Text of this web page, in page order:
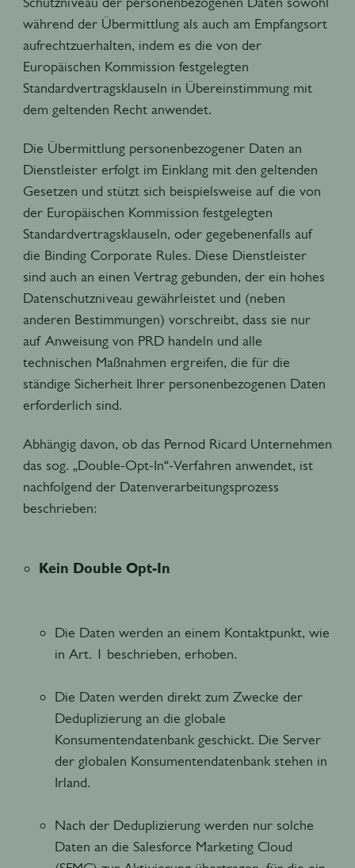
während der Übermittlung als auch am Empfangsort
aufrechtzuerhalten, indem es die von der
Europäischen Kommission festgelegten
Standardvertragsklauseln in Übereinstimmung mit
dem geltenden Recht anwendet.
Die Übermittlung personenbezogener Daten an
Dienstleister erfolgt im Einklang mit den geltenden
Gesetzen und stützt sich beispielsweise auf die von
der Europäischen Kommission festgelegten
Standardvertragsklauseln, oder gegebenenfalls auf
die Binding Corporate Rules. Diese Dienstleister
sind auch an einen Vertrag gebunden, der ein hohes
Datenschutzniveau gewährleistet und (neben
anderen Bestimmungen) vorschreibt, dass sie nur
auf Anweisung von PRD handeln und alle
technischen Maßnahmen ergreifen, die für die
ständige Sicherheit Ihrer personenbezogenen Daten
erforderlich sind.
Abhängig davon, ob das Pernod Ricard Unternehmen
das sog. „Double-Opt-In“-Verfahren anwendet, ist
nachfolgend der Datenverarbeitungsprozess
beschrieben:
Kein Double Opt-In
Die Daten werden an einem Kontaktpunkt, wie
in Art. 1 beschrieben, erhoben.
Die Daten werden direkt zum Zwecke der
Deduplizierung an die globale
Konsumentendatenbank geschickt. Die Server
der globalen Konsumentendatenbank stehen in
Irland.
Nach der Deduplizierung werden nur solche
Daten an die Salesforce Marketing Cloud